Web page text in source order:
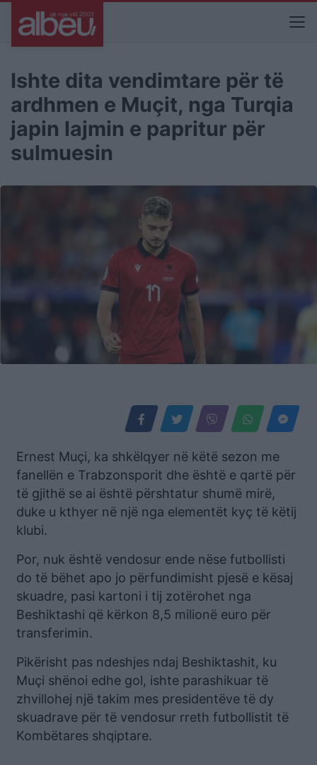
Ishte dita vendimtare për të
ardhmen e Muçit, nga Turqia
japin lajmin e papritur për
sulmuesin
Ernest Muçi, ka shkëlqyer në këtë sezon me
fanellën e Trabzonsporit dhe është e qartë për
të gjithë se ai është përshtatur shumë mirë,
duke u kthyer në një nga elementët kyç të këtij
klubi.
Por, nuk është vendosur ende nëse futbollisti
do të bëhet apo jo përfundimisht pjesë e kësaj
skuadre, pasi kartoni i tij zotërohet nga
Beshiktashi që kërkon 8,5 milionë euro për
transferimin.
Pikërisht pas ndeshjes ndaj Beshiktashit, ku
Muçi shënoi edhe gol, ishte parashikuar të
zhvillohej një takim mes presidentëve të dy
skuadrave për të vendosur rreth futbollistit të
Kombëtares shqiptare.